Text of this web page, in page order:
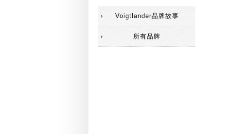
Voigtlander品牌故事
所有品牌